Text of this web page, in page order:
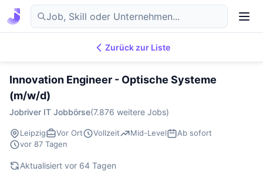
DE
Zurück zur Liste
Innovation Engineer - Optische Systeme
(m/w/d)
Jobriver IT Jobbörse(7.876 weitere Jobs)
Leipzig Vor Ort Vollzeit Mid-Level
Ab sofort
vor 87 Tagen
Aktualisiert vor 64 Tagen